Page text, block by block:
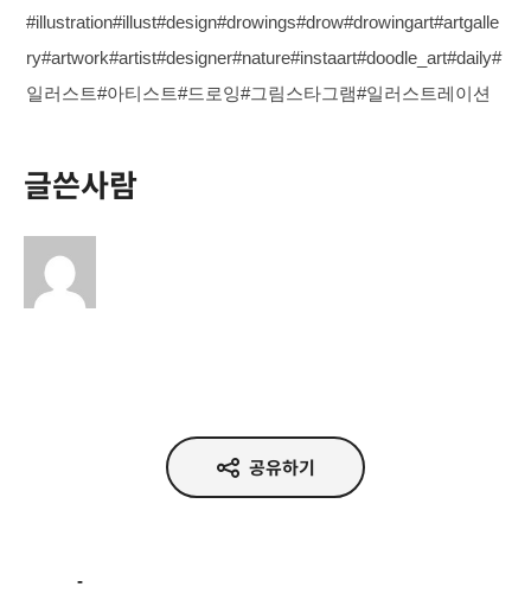
#illustration#illust#design#drowings#drow#drowingart#artgalle
ry#artwork#artist#designer#nature#instaart#doodle_art#daily#
일러스트#아티스트#드로잉#그림스타그램#일러스트레이션
글쓴사람
공유하기
-